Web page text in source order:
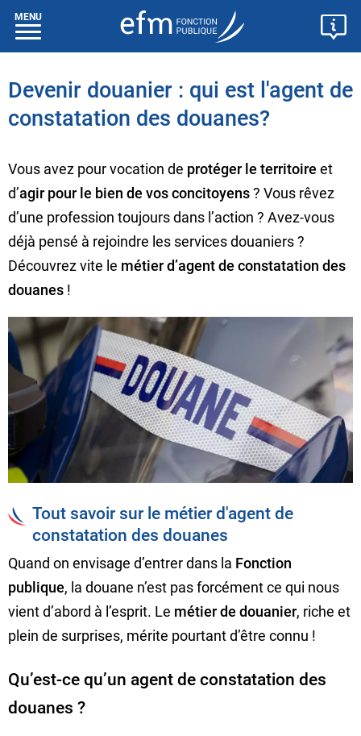
MENU
Devenir douanier : qui est l'agent de
constatation des douanes?
Vous avez pour vocation de protéger le territoire et
d’agir pour le bien de vos concitoyens? Vous rêvez
d’une profession toujours dans l’action ? Avez-vous
déjà pensé à rejoindre les services douaniers ?
Découvrez vite le métier d’agent de constatation des
douanes !​
Tout savoir sur le métier d'agent de
constatation des douanes
Quand on envisage d’entrer dans la Fonction
publique, la douane n’est pas forcément ce qui nous
vient d’abord à l’esprit. Le métier de douanier, riche et
plein de surprises, mérite pourtant d’être connu !
Qu’est-ce qu’un agent de constatation des
douanes ?